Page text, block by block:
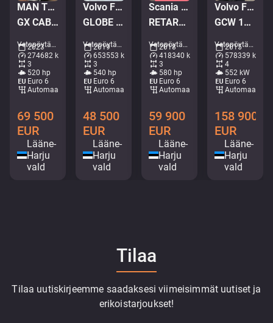
MAN TGX 28.520 6x2
GX CAB / INTARDER / DOUBLE BOGIE
Vetopöytäautot • M523-8199
2023
274682 km
3
520 hp
Euro 6
Automaattinen
69 500
EUR
Lääne-
Harju
vald
Volvo FH 540 6x2
GLOBE XL / DOUBLE BOGIE
Vetopöytäautot • M287-7719
2019
653553 km
3
540 hp
Euro 6
Automaattinen
48 500
EUR
Lääne-
Harju
vald
Scania S 580 6x2
RETARDER / DOUBLE BOGIE
Vetopöytäautot • M196-1521
2018
418340 km
3
580 hp
Euro 6
Automaattinen
59 900
EUR
Lääne-
Harju
vald
Volvo FH 16 750 8x4+2
GCW 180 ton / DOLLY / RETARDER / GLOBE XL + VANG TRAILER
Vetopöytäautot • M786-2992
2015
578339 km
4
552 kW
Euro 6
158 900
EUR
Lääne-
Harju
vald
Tilaa
Tilaa uutiskirjeemme saadaksesi viimeisimmät uutiset ja
erikoistarjoukset!